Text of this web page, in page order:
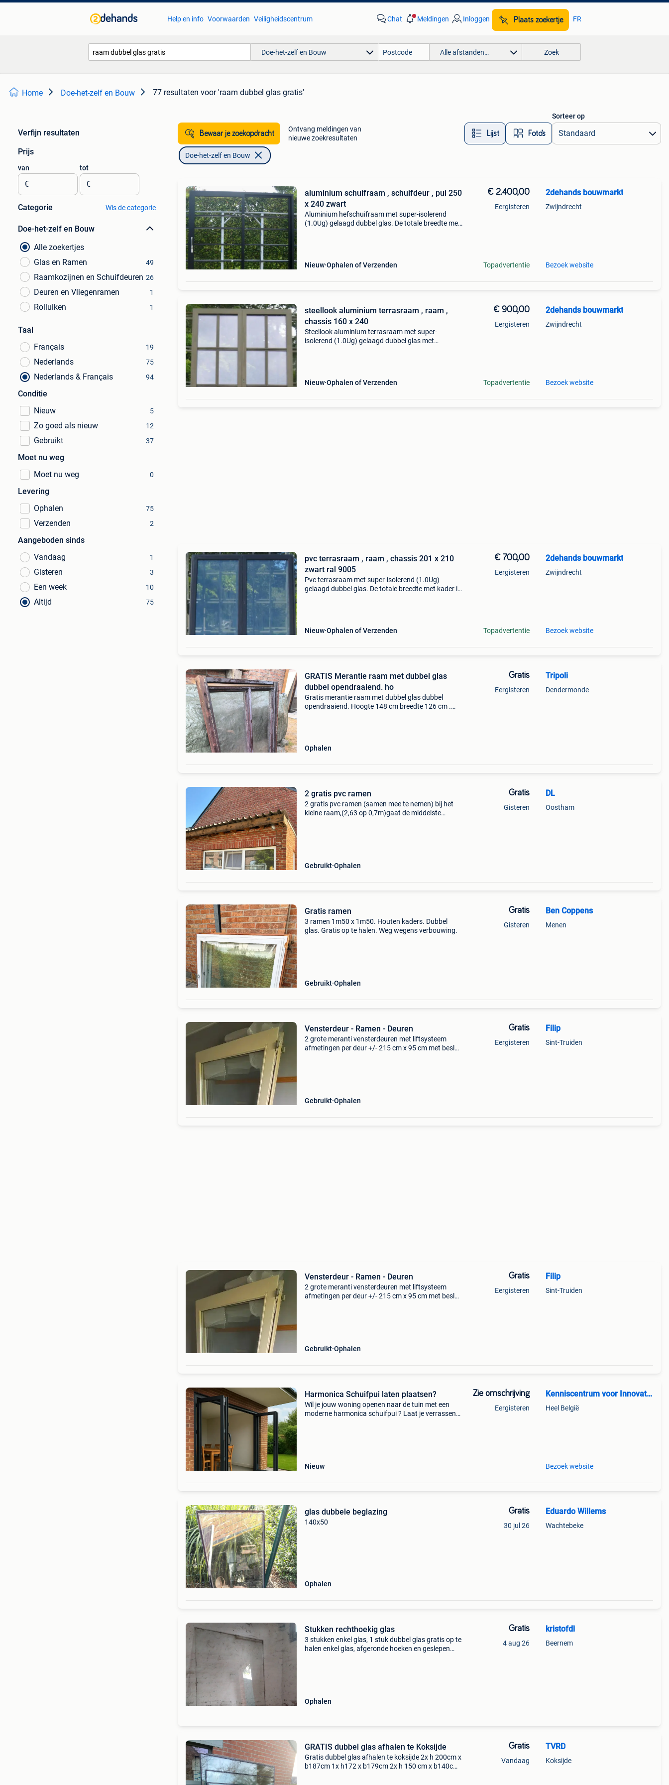
Help en info Voorwaarden Veiligheidscentrum Chat Meldingen Inloggen Plaats zoekertje FR
Doe-het-zelf en Bouw Alle afstanden… Zoek
Home Doe-het-zelf en Bouw 77 resultaten voor 'raam dubbel glas gratis'
Verfijn resultaten
Prijs
van
€
tot
€
Categorie Wis de categorie
Doe-het-zelf en Bouw
Alle zoekertjes
Glas en Ramen
49
Raamkozijnen en Schuifdeuren 26
Deuren en Vliegenramen 1
Rolluiken 1
Taal
Français
19
Nederlands 75
Nederlands & Français 94
Conditie
Nieuw
5
Zo goed als nieuw 12
Gebruikt 37
Moet nu weg
Moet nu weg
0
Levering
Ophalen
75
Verzenden 2
Aangeboden sinds
Vandaag
1
Gisteren 3
Een week 10
Altijd 75
Bewaar je zoekopdracht
Ontvang meldingen van
nieuwe zoekresultaten
Lijst Foto’s
Sorteer op
Doe-het-zelf en Bouw
aluminium schuifraam , schuifdeur , pui 250
x 240 zwart
Aluminium hefschuifraam met super-isolerend
(1.0Ug) gelaagd dubbel glas. De totale breedte met
Nieuw Ophalen of Verzenden
€ 2.400,00
Eergisteren
Topadvertentie
2dehands bouwmarkt
Zwijndrecht
Bezoek website
steellook aluminium terrasraam , raam ,
chassis 160 x 240
Steellook aluminium terrasraam met super-
isolerend (1.0Ug) gelaagd dubbel glas met
Nieuw Ophalen of Verzenden
€ 900,00
Eergisteren
Topadvertentie
2dehands bouwmarkt
Zwijndrecht
Bezoek website
pvc terrasraam , raam , chassis 201 x 210
zwart ral 9005
Pvc terrasraam met super-isolerend (1.0Ug)
gelaagd dubbel glas. De totale breedte met kader is
Nieuw Ophalen of Verzenden
€ 700,00
Eergisteren
Topadvertentie
2dehands bouwmarkt
Zwijndrecht
Bezoek website
GRATIS Merantie raam met dubbel glas
dubbel opendraaiend. ho
Gratis merantie raam met dubbel glas dubbel
opendraaiend. Hoogte 148 cm breedte 126 cm .
Ophalen
Gratis
Eergisteren
Tripoli
Dendermonde
2 gratis pvc ramen
2 gratis pvc ramen (samen mee te nemen) bij het
kleine raam,(2,63 op 0,7m)gaat de middelste
Gebruikt Ophalen
Gratis
Gisteren
DL
Oostham
Gratis ramen
3 ramen 1m50 x 1m50. Houten kaders. Dubbel
glas. Gratis op te halen. Weg wegens verbouwing.
Gebruikt Ophalen
Gratis
Gisteren
Ben Coppens
Menen
Vensterdeur - Ramen - Deuren
2 grote meranti vensterdeuren met liftsysteem
afmetingen per deur +/- 215 cm x 95 cm met beslag
Gebruikt Ophalen
Gratis
Eergisteren
Filip
Sint-Truiden
Vensterdeur - Ramen - Deuren
2 grote meranti vensterdeuren met liftsysteem
afmetingen per deur +/- 215 cm x 95 cm met beslag
Gebruikt Ophalen
Gratis
Eergisteren
Filip
Sint-Truiden
Harmonica Schuifpui laten plaatsen?
Wil je jouw woning openen naar de tuin met een
moderne harmonica schuifpui ? Laat je verrassen
Nieuw
Zie omschrijving
Eergisteren
Kenniscentrum voor Innovatie Nederland
Heel België
Bezoek website
glas dubbele beglazing
140x50
Ophalen
Gratis
30 jul 26
Eduardo Willems
Wachtebeke
Stukken rechthoekig glas
3 stukken enkel glas, 1 stuk dubbel glas gratis op te
halen enkel glas, afgeronde hoeken en geslepen
Ophalen
Gratis
4 aug 26
kristofdl
Beernem
GRATIS dubbel glas afhalen te Koksijde
Gratis dubbel glas afhalen te koksijde 2x h 200cm x
b187cm 1x h172 x b179cm 2x h 150 cm x b140cm
Gratis
Vandaag
TVRD
Koksijde